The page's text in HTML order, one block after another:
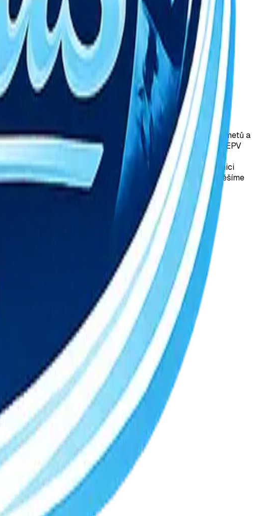
Branná, který se rozprostírá v nadmořské výšce 630- 750 metů a
dvojsedačková lanovka - typu LEITNER S2, dvěma vleky EPV
a kvalitní sněhová pokrývka je zajištěna umělým
lyží či lyžařská škola firmy SUN SKI. Při spodní stanici
kde se mohou hladoví a žízniví lyžaři také občerstvit. Těšíme